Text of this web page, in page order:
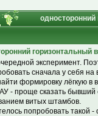
горизонтальный
эксперимент.
сначала у себя на
формировку лёгкую в
- проще сказать бывший
витых штамбов.
попробовать такой